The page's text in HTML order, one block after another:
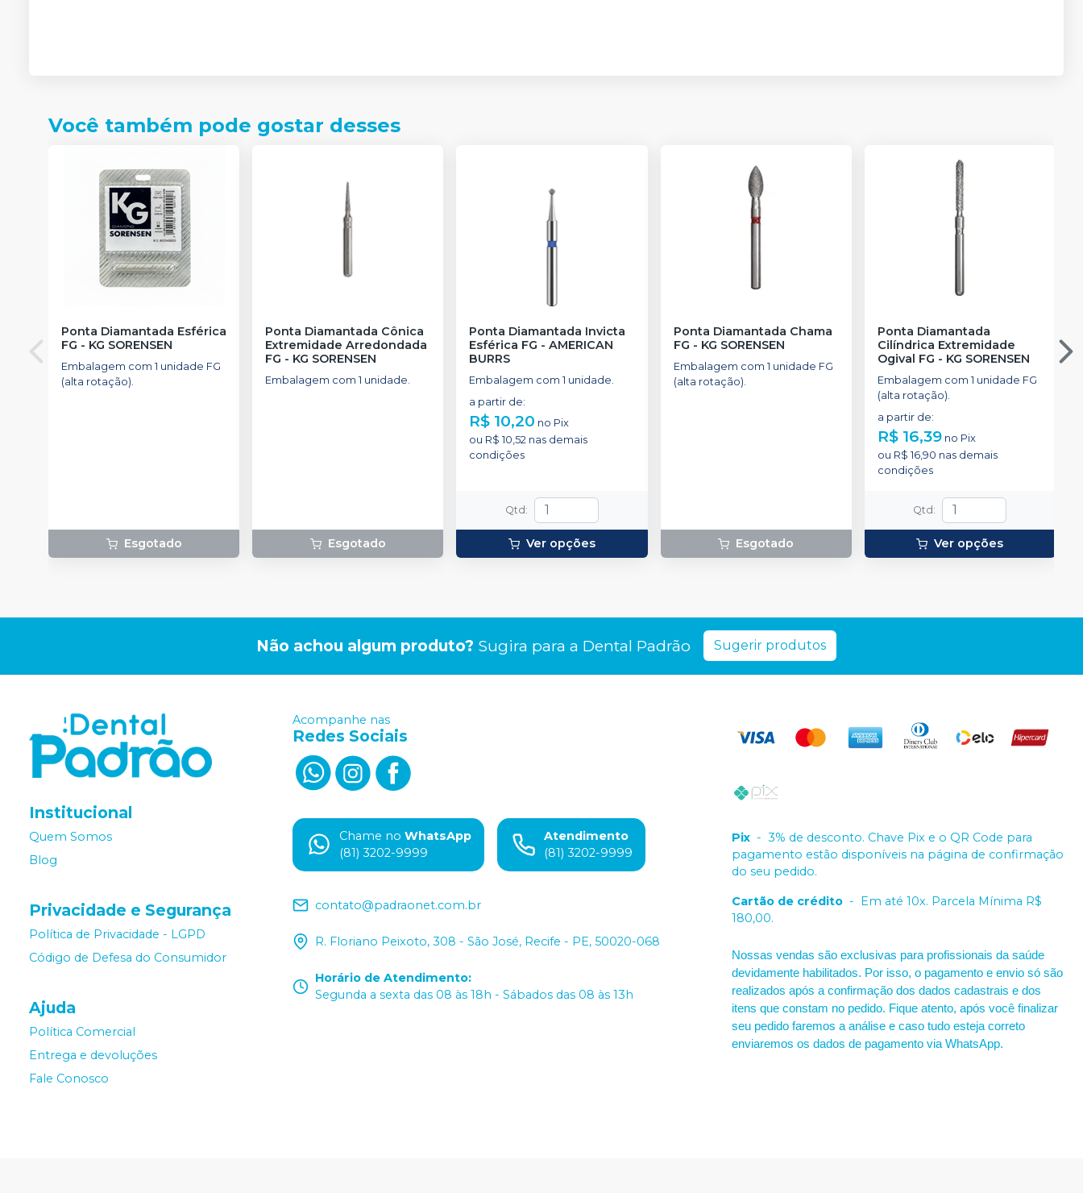
Você também pode gostar desses
Ponta Diamantada Esférica
FG - KG SORENSEN
Embalagem com 1 unidade FG
(alta rotação).
Esgotado
Ponta Diamantada Cônica
Extremidade Arredondada
FG - KG SORENSEN
Embalagem com 1 unidade.
Esgotado
Ponta Diamantada Invicta
Esférica FG -AMERICAN
BURRS
Embalagem com 1 unidade.
a partir de:
R$ 10,20 no Pix
ou R$ 10,52 nas demais
condições
Qtd :
Ver opções
Ponta Diamantada Chama
FG - KG SORENSEN
Embalagem com 1 unidade FG
(alta rotação).
Esgotado
Ponta Diamantada
Cilíndrica Extremidade
Ogival FG - KG SORENSEN
Embalagem com 1 unidade FG
(alta rotação).
a partir de:
R$ 16,39 no Pix
ou R$ 16,90 nas demais
condições
Qtd :
Ver opções
Não achou algum produto? Sugira para a Dental Padrão Sugerir produtos
Institucional
Quem Somos
Blog
Privacidade e Segurança
Política de Privacidade - LGPD
Código de Defesa do Consumidor
Ajuda
Política Comercial
Entrega e devoluções
Fale Conosco
Acompanhe nas
Redes Sociais
Chame no WhatsApp
(81) 3202-9999
Atendimento
(81) 3202-9999
contato@padraonet.com.br
R. Floriano Peixoto, 308 - São José, Recife - PE, 50020-068
Horário de Atendimento:
Segunda a sexta das 08 às 18h - Sábados das 08 às 13h
Pix - 3% de desconto. Chave Pix e o QR Code para
pagamento estão disponíveis na página de confirmação
do seu pedido.
Cartão de crédito - Em até 10x. Parcela Mínima R$
180,00.
Nossas vendas são exclusivas para profissionais da saúde
devidamente habilitados. Por isso, o pagamento e envio só são
realizados após a confirmação dos dados cadastrais e dos
itens que constam no pedido. Fique atento, após você finalizar
seu pedido faremos a análise e caso tudo esteja correto
enviaremos os dados de pagamento via WhatsApp.